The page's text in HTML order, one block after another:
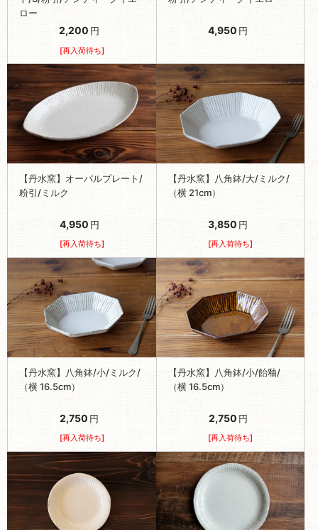
ロー
2,200 円
[再入荷待ち]
4,950 円
【丹水窯】オーバルプレート/
粉引/ミルク
4,950 円
[再入荷待ち]
【丹水窯】八角鉢/大/ミルク/
（横 21cm）
3,850 円
[再入荷待ち]
【丹水窯】八角鉢/小/ミルク/
（横 16.5cm）
2,750 円
[再入荷待ち]
【丹水窯】八角鉢/小/飴釉/
（横 16.5cm）
2,750 円
[再入荷待ち]